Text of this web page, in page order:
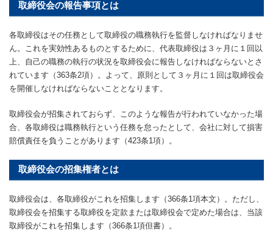
取締役会の報告事項とは
各取締役はその任務として取締役の職務執行を監督しなければなりませ
ん。これを実効性あるものとするために、代表取締役は３ヶ月に１回以
上、自己の職務の執行の状況を取締役会に報告しなければならないとさ
れています（363条2項）。よって、原則として３ヶ月に１回は取締役会
を開催しなければならないこととなります。
取締役会が招集されておらず、このような報告が行われていなかった場
合、各取締役は職務執行という任務を怠ったとして、会社に対して損害
賠償責任を負うことがあります（423条1項）。
取締役会の招集権者とは
取締役会は、各取締役がこれを招集します（366条1項本文）。ただし、
取締役会を招集する取締役を定款または取締役会で定めた場合は、当該
取締役がこれを招集します（366条1項但書）。